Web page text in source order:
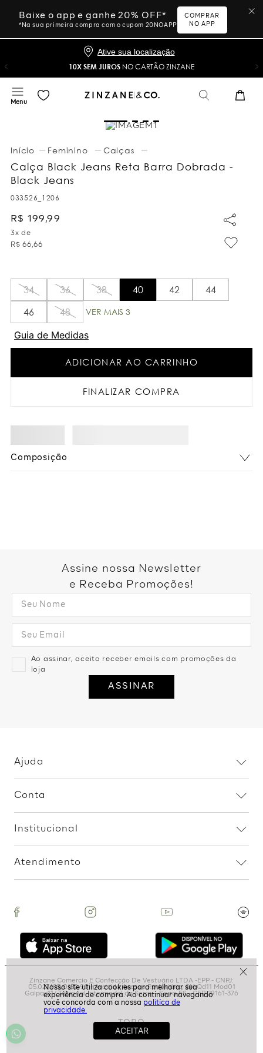
Baixe o app e ganhe 20% OFF*
*Na sua primeira compra com o cupom 20NOAPP
COMPRAR
NO APP
Ative sua localização
10X SEM JUROS NO CARTÃO ZINZANE
politíca de
privacidade.
Feminino Calças
Calça Black Jeans Reta Barra Dobrada -
Black Jeans
033526_1206
R$ 199,99
3x de
R$ 66,66
34 36 38 40 42
44
46
48 VER MAIS 3
Guia de Medidas
ADICIONAR AO CARRINHO
FINALIZAR COMPRA
Composição
Cinto - Preto
159,99 2 R$
Assine nossa Newsletter
loja
ASSINAR